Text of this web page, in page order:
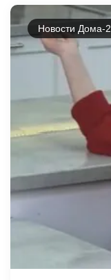
Новости Дома-2